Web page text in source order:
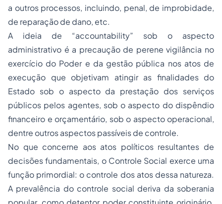
a outros processos, incluindo, penal, de improbidade,
de reparação de dano, etc.
A ideia de “accountability” sob o aspecto
administrativo é a precaução de perene vigilância no
exercício do Poder e da gestão pública nos atos de
execução que objetivam atingir as finalidades do
Estado sob o aspecto da prestação dos serviços
públicos pelos agentes, sob o aspecto do dispêndio
financeiro e orçamentário, sob o aspecto operacional,
dentre outros aspectos passíveis de controle.
No que concerne aos atos políticos resultantes de
decisões fundamentais, o Controle Social exerce uma
função primordial: o controle dos atos dessa natureza.
A prevalência do controle social deriva da soberania